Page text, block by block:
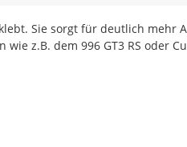
Sie sorgt für deutlich mehr
z.B. dem 996 GT3 RS oder